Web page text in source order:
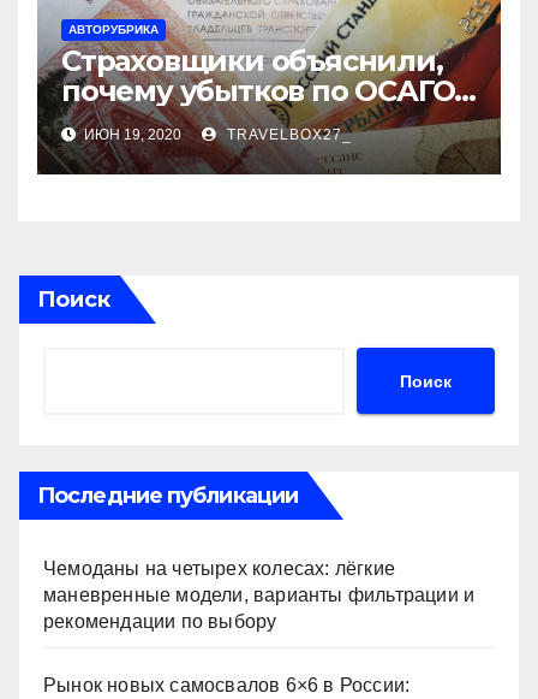
АВТОРУБРИКА
Страховщики объяснили,
почему убытков по ОСАГО
стало меньше
ИЮН 19, 2020 TRAVELBOX27_
Поиск
Поиск
Последние публикации
Чемоданы на четырех колесах: лёгкие
маневренные модели, варианты фильтрации и
рекомендации по выбору
Рынок новых самосвалов 6×6 в России: